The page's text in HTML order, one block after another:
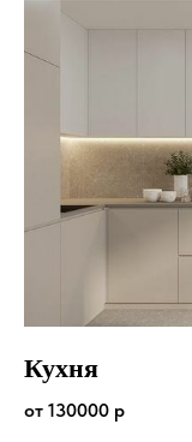
Кухня
от 130000 р